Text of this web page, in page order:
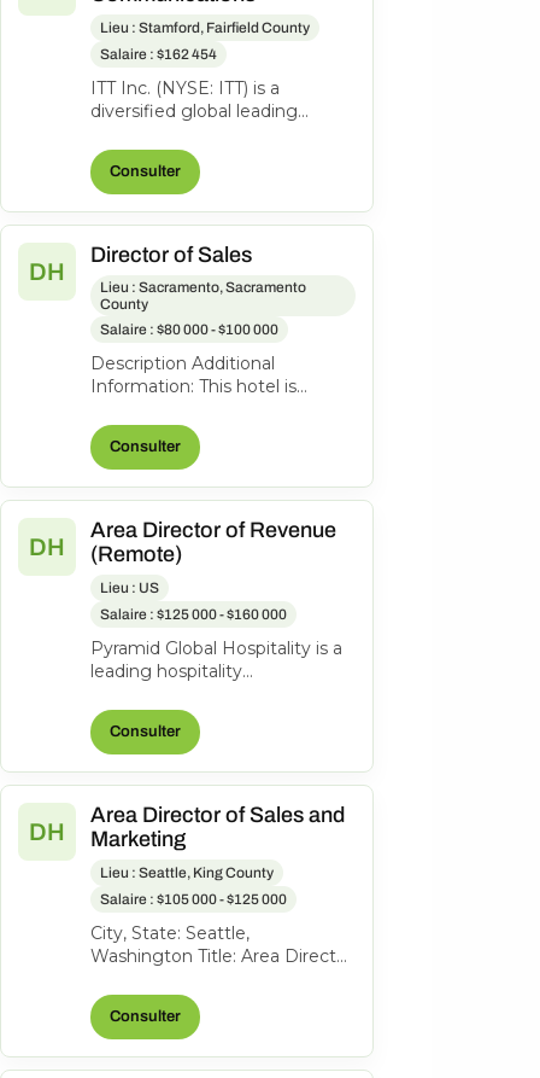
Lieu : Stamford, Fairfield County
Salaire : $162 454
ITT Inc. (NYSE: ITT) is a
diversified global leading
engineered critical
components and custom...
Consulter
DH
Director of Sales
Lieu : Sacramento, Sacramento
County
Salaire : $80 000 - $100 000
Description Additional
Information: This hotel is
independent franchisee, Kalthia
Group Hote...
Consulter
DH
Area Director of Revenue
(Remote)
Lieu : US
Salaire : $125 000 - $160 000
Pyramid Global Hospitality is a
leading hospitality
portfolio of more than 200
hotels and r...
Consulter
DH
Area Director of Sales and
Marketing
Lieu : Seattle, King County
Salaire : $105 000 - $125 000
City, State: Seattle,
Washington Title: Area Director
Location: Seattle, Washington
FLSA: Exem...
Consulter